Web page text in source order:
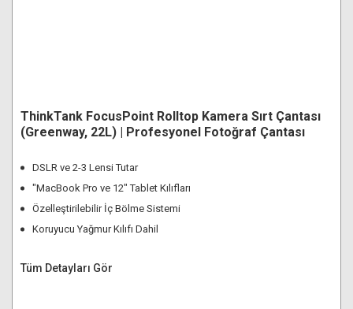
ThinkTank FocusPoint Rolltop Kamera Sırt Çantası
(Greenway, 22L) | Profesyonel Fotoğraf Çantası
DSLR ve 2-3 Lensi Tutar
"MacBook Pro ve 12" Tablet Kılıfları
Özelleştirilebilir İç Bölme Sistemi
Koruyucu Yağmur Kılıfı Dahil
Tüm Detayları Gör